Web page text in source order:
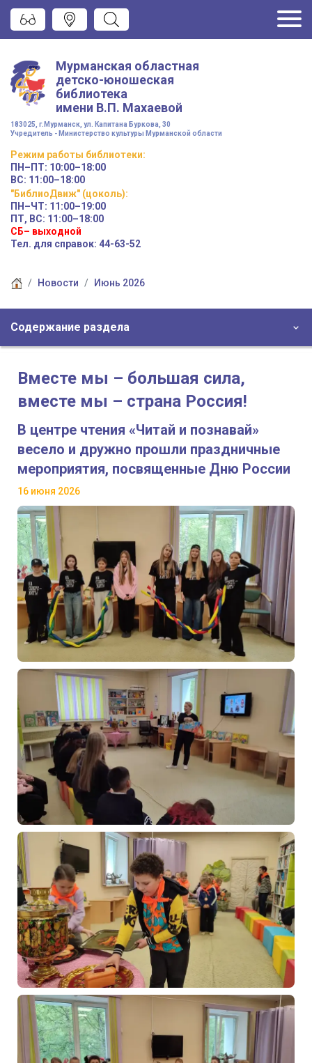
Мурманская областная
детско-юношеская
библиотека
имени В.П. Махаевой
183025, г.Мурманск, ул. Капитана Буркова, 30
Учредитель - Министерство культуры Мурманской области
Режим работы библиотеки:
ПН–ПТ: 10:00–18:00
ВС: 11:00–18:00
"БиблиоДвиж" (цоколь):
ПН–ЧТ: 11:00–19:00
ПТ, ВС: 11:00–18:00
СБ– выходной
Тел. для справок: 44-63-52
Новости Июнь 2026
Содержание раздела
Вместе мы – большая сила,
вместе мы – страна Россия!
В центре чтения «Читай и познавай»
весело и дружно прошли праздничные
мероприятия, посвященные Дню России
16 июня 2026